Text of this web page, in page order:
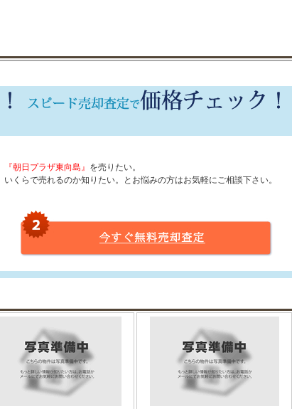
『朝日プラザ東向島』 を売りたい。
いくらで売れるのか知りたい。とお悩みの方はお気軽にご相談下さい。